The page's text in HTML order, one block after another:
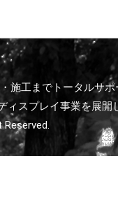
施工までトータルサ
ィスプレイ事業を展開
Reserved.